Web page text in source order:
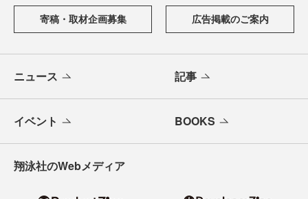
寄稿・取材企画募集 広告掲載のご案内
ニュース 記事
イベント BOOKS
翔泳社のWebメディア